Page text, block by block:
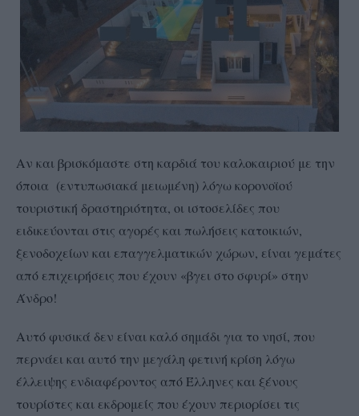
Αν και βρισκόμαστε στη καρδιά του καλοκαιριού με την
όποια (εντυπωσιακά μειωμένη) λόγω κορονοϊού
τουριστική δραστηριότητα, οι ιστοσελίδες που
ειδικεύονται στις αγορές και πωλήσεις κατοικιών,
ξενοδοχείων και επαγγελματικών χώρων, είναι γεμάτες
από επιχειρήσεις που έχουν «βγει στο σφυρί» στην
Άνδρο!
Αυτό φυσικά δεν είναι καλό σημάδι για το νησί, που
περνάει και αυτό την μεγάλη φετινή κρίση λόγω
έλλειψης ενδιαφέροντος από Έλληνες και ξένους
τουρίστες και εκδρομείς που έχουν περιορίσει τις